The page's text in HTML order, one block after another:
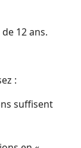
12 ans.
:
suffisent